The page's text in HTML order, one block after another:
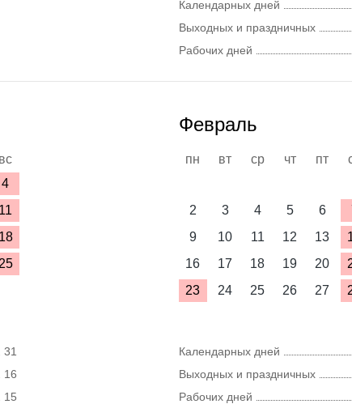
Календарных дней
Выходных и праздничных
Рабочих дней
вс
4
11
18
25
31
16
15
Февраль
пн вт ср чт пт
2
3 4 5 6
9
10 11 12 13
16
17 18 19 20
23
24 25 26 27
Календарных дней
Выходных и праздничных
Рабочих дней